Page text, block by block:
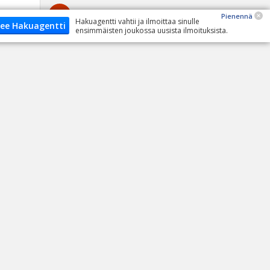
Omat ajoneuvot
Hakuagentti
Hakuagentti vahtii ja ilmoittaa sinulle
ensimmäisten joukossa uusista ilmoituksista.
Pienennä